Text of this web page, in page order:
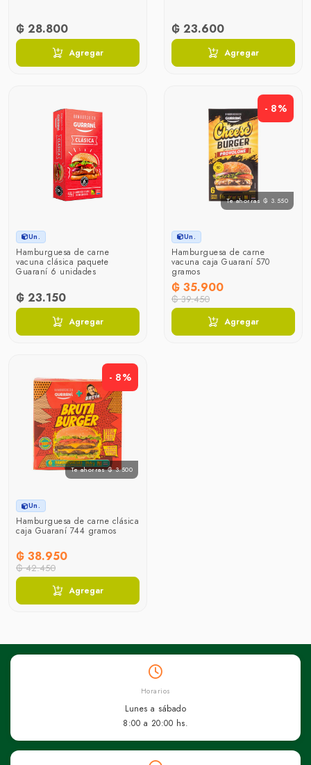
₲ 28.800
Agregar
₲ 23.600
Agregar
Un.
Hamburguesa de carne
vacuna clásica paquete
Guaraní 6 unidades
₲ 23.150
Agregar
Te ahorras ₲ 3.550
- 8%
Un.
Hamburguesa de carne
vacuna caja Guaraní 570
gramos
₲ 35.900
₲ 39.450
Agregar
Te ahorras ₲ 3.500
- 8%
Un.
Hamburguesa de carne clásica
caja Guaraní 744 gramos
₲ 38.950
₲ 42.450
Agregar
Horarios
Lunes a sábado
8:00 a 20:00 hs.